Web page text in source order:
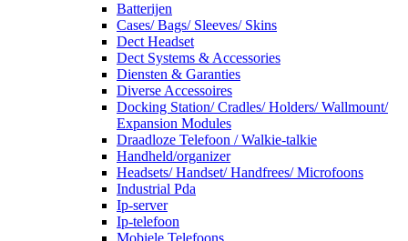
Batterijen
Cases/ Bags/ Sleeves/ Skins
Dect Headset
Dect Systems & Accessories
Diensten & Garanties
Diverse Accessoires
Docking Station/ Cradles/ Holders/ Wallmount/
Expansion Modules
Draadloze Telefoon / Walkie-talkie
Handheld/organizer
Headsets/ Handset/ Handfrees/ Microfoons
Industrial Pda
Ip-server
Ip-telefoon
Mobiele Telefoons